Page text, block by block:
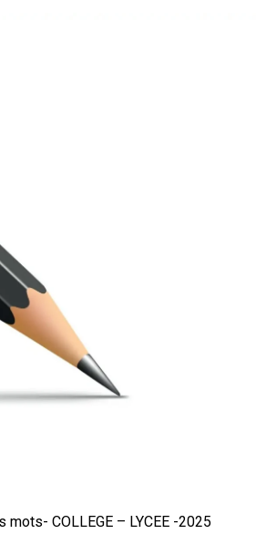
mots- COLLEGE – LYCEE -2025